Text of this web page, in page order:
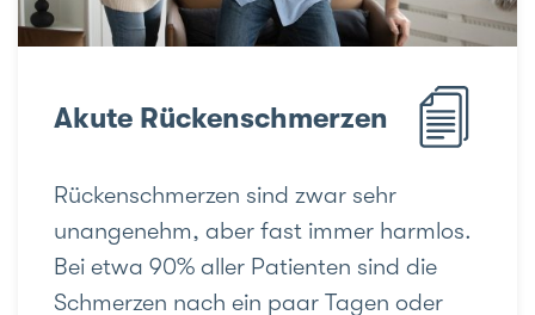
Akute Rückenschmerzen
Rückenschmerzen sind zwar sehr
unangenehm, aber fast immer harmlos.
Bei etwa 90% aller Patienten sind die
Schmerzen nach ein paar Tagen oder